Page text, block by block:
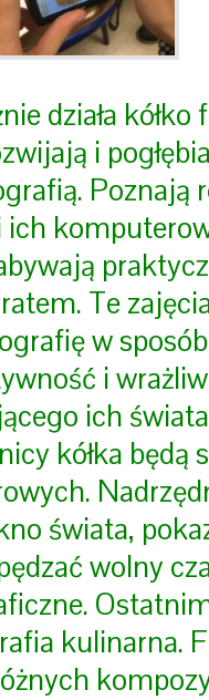
działa
i
Poznają
Te
w
i
ich
kółka będą
świata,
wolny
kulinarna.